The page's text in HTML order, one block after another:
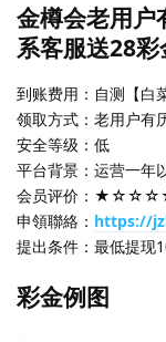
金樽会老用户
系客服送28彩
到账费用：自测【白
领取方式：老用户有
安全等级：低
平台背景：运营一年
会员评价：
申領聯絡： https://
提出条件：最低提现
彩金例图